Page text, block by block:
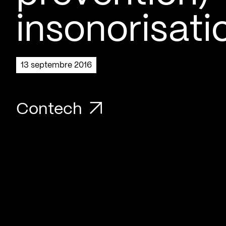
13 septembre 2016
Contech